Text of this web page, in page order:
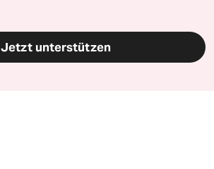
Jetzt unterstützen